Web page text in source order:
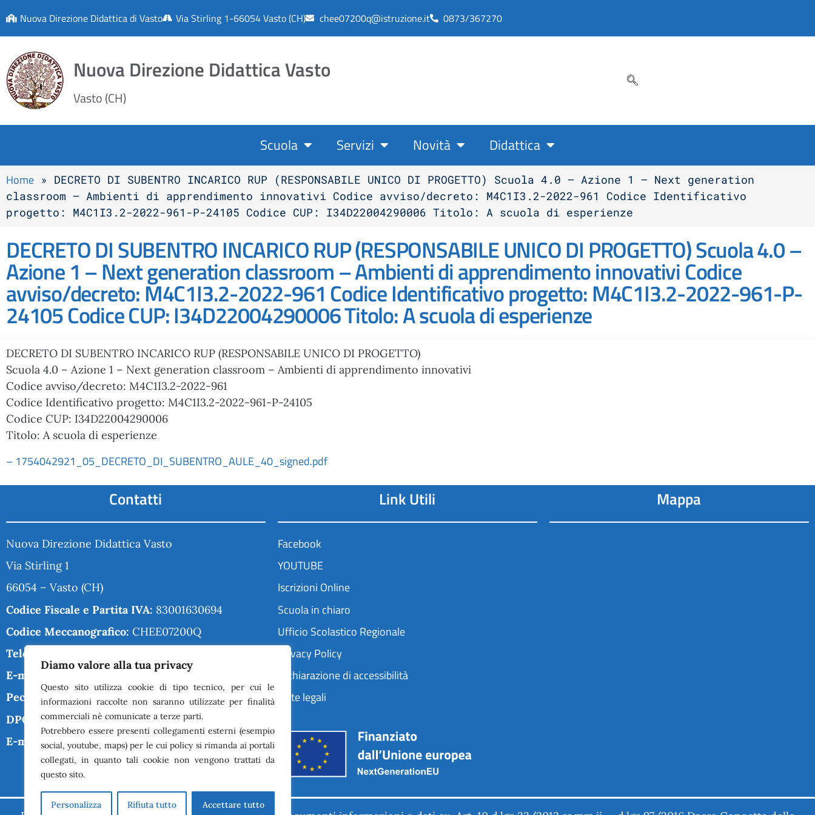
Diamo valore alla tua privacy
Questo sito utilizza cookie di tipo tecnico, per cui le
informazioni raccolte non saranno utilizzate per finalità
commerciali nè comunicate a terze parti.
Potrebbero essere presenti collegamenti esterni (esempio
social, youtube, maps) per le cui policy si rimanda ai portali
collegati, in quanto tali cookie non vengono trattati da
questo sito.
Personalizza Rifiuta tutto Accettare tutto
Nuova Direzione Didattica di Vasto Via Stirling 1-66054 Vasto (CH) chee07200q@istruzione.it 0873/367270
Nuova Direzione Didattica Vasto
Vasto (CH)
Scuola Servizi Novità Didattica
Home » DECRETO DI SUBENTRO INCARICO RUP (RESPONSABILE UNICO DI PROGETTO) Scuola 4.0 – Azione 1 – Next generation
classroom – Ambienti di apprendimento innovativi Codice avviso/decreto: M4C1I3.2-2022-961 Codice Identificativo
progetto: M4C1I3.2-2022-961-P-24105 Codice CUP: I34D22004290006 Titolo: A scuola di esperienze
DECRETO DI SUBENTRO INCARICO RUP (RESPONSABILE UNICO DI PROGETTO) Scuola 4.0 –
Azione 1 – Next generation classroom – Ambienti di apprendimento innovativi Codice
avviso/decreto: M4C1I3.2-2022-961 Codice Identificativo progetto: M4C1I3.2-2022-961-P-
24105 Codice CUP: I34D22004290006 Titolo: A scuola di esperienze
DECRETO DI SUBENTRO INCARICO RUP (RESPONSABILE UNICO DI PROGETTO)
Scuola 4.0 – Azione 1 – Next generation classroom – Ambienti di apprendimento innovativi
Codice avviso/decreto: M4C1I3.2-2022-961
Codice Identificativo progetto: M4C1I3.2-2022-961-P-24105
Codice CUP: I34D22004290006
Titolo: A scuola di esperienze
– 1754042921_05_DECRETO_DI_SUBENTRO_AULE_40_signed.pdf
Contatti
Nuova Direzione Didattica Vasto
Via Stirling 1
66054 – Vasto (CH)
Codice Fiscale e Partita IVA: 83001630694
Codice Meccanografico: CHEE07200Q
Telefono:
E-mail:
chee07200q@istruzione.it
Pec: chee07200q@pec.istruzione.it
DPO:
Guido Palladino
E-mail DPO: guido.palladino.dpo@gmail.com
Link Utili
Facebook
YOUTUBE
Iscrizioni Online
Scuola in chiaro
Ufficio Scolastico Regionale
Privacy Policy
Dichiarazione di accessibilità
Note legali
Mappa